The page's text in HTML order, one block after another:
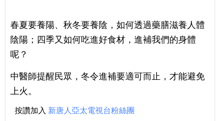
春夏要養陽、秋冬要養陰，如何透過藥膳滋養人體
陰陽；四季又如何吃進好食材，進補我們的身體
呢？
中醫師提醒民眾，冬令進補要適可而止，才能避免
上火。
按讚加入 新唐人亞太電視台粉絲團